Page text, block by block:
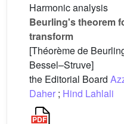
Harmonic analysis
Beurling's theorem
transform
[Théorème de
Bessel–Struve]
the Editorial Board
Daher ; Hind Lahlali